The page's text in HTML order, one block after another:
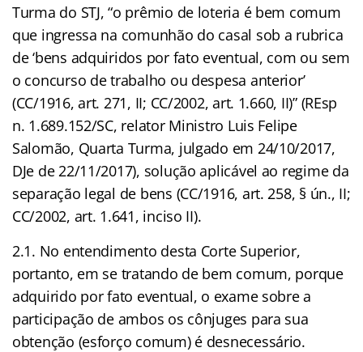
Turma do STJ, “o prêmio de loteria é bem comum
que ingressa na comunhão do casal sob a rubrica
de ‘bens adquiridos por fato eventual, com ou sem
o concurso de trabalho ou despesa anterior’
(CC/1916, art. 271, II; CC/2002, art. 1.660, II)” (REsp
n. 1.689.152/SC, relator Ministro Luis Felipe
Salomão, Quarta Turma, julgado em 24/10/2017,
DJe de 22/11/2017), solução aplicável ao regime da
separação legal de bens (CC/1916, art. 258, § ún., II;
CC/2002, art. 1.641, inciso II).
2.1. No entendimento desta Corte Superior,
portanto, em se tratando de bem comum, porque
adquirido por fato eventual, o exame sobre a
participação de ambos os cônjuges para sua
obtenção (esforço comum) é desnecessário.